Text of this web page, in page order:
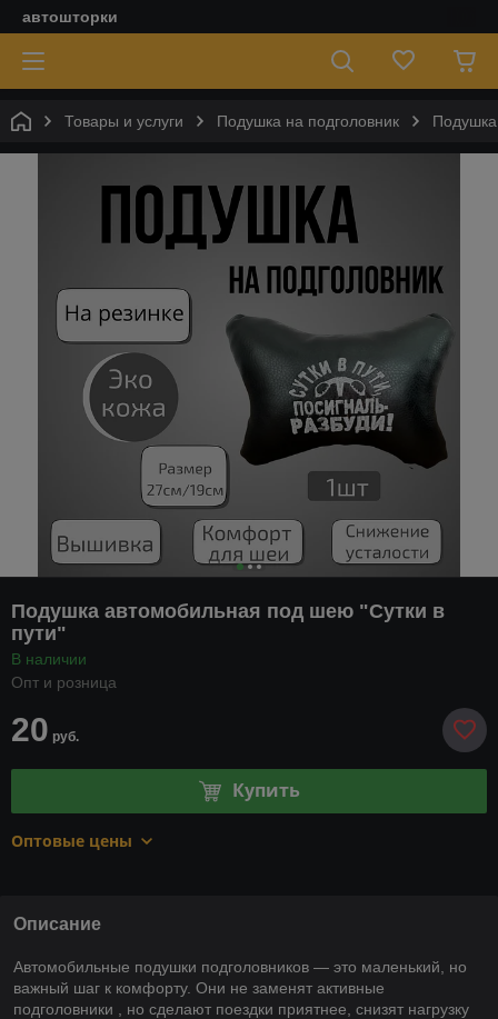
автошторки
Товары и услуги Подушка на подголовник
Подушка автомобильная под шею "Сутки в
пути"
В наличии
Опт и розница
20 руб.
Купить
Оптовые цены
Описание
Автомобильные подушки подголовников — это маленький, но
важный шаг к комфорту. Они не заменят активные
подголовники , но сделают поездки приятнее, снизят нагрузку